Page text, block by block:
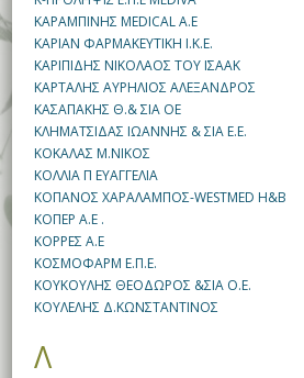
ΚΑΡΑΜΠΙΝΗΣ MEDICAL Α.Ε
ΚΑΡΙΑΝ ΦΑΡΜΑΚΕΥΤΙΚΗ Ι.Κ.Ε.
ΚΑΡΙΠΙΔΗΣ ΝΙΚΟΛΑΟΣ ΤΟΥ ΙΣΑΑΚ
ΚΑΡΤΑΛΗΣ ΑΥΡΗΛΙΟΣ ΑΛΕΞΑΝΔΡΟΣ
ΚΑΣΑΠΑΚΗΣ Θ.& ΣΙΑ ΟΕ
ΚΛΗΜΑΤΣΙΔΑΣ ΙΩΑΝΝΗΣ & ΣΙΑ Ε.Ε.
ΚΟΚΑΛΑΣ Μ.ΝΙΚΟΣ
ΚΟΛΛΙΑ Π ΕΥΑΓΓΕΛΙΑ
ΚΟΠΑΝΟΣ ΧΑΡΑΛΑΜΠΟΣ-WESTMED H&B
ΚΟΠΕΡ Α.Ε .
ΚΟΡΡΕΣ Α.Ε
ΚΟΣΜΟΦΑΡΜ Ε.Π.Ε.
ΚΟΥΚΟΥΛΗΣ ΘΕΟΔΩΡΟΣ &ΣΙΑ Ο.Ε.
ΚΟΥΛΕΛΗΣ Δ.ΚΩΝΣΤΑΝΤΙΝΟΣ
Λ